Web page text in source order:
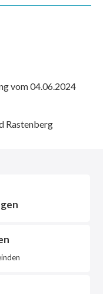
vom 04.06.2024
Rastenberg